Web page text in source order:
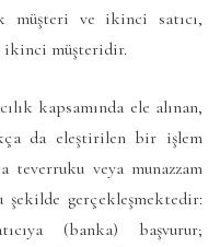
ve ikinci satıcı,
ikinci müşteridir.
kapsamında ele alınan,
da eleştirilen bir işlem
teverruku veya munazzam
şekilde gerçekleşmektedir:
(banka) başvurur;